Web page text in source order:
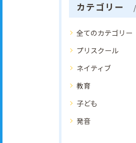
カテゴリー
全てのカテゴリー
プリスクール
ネイティブ
教育
子ども
発音